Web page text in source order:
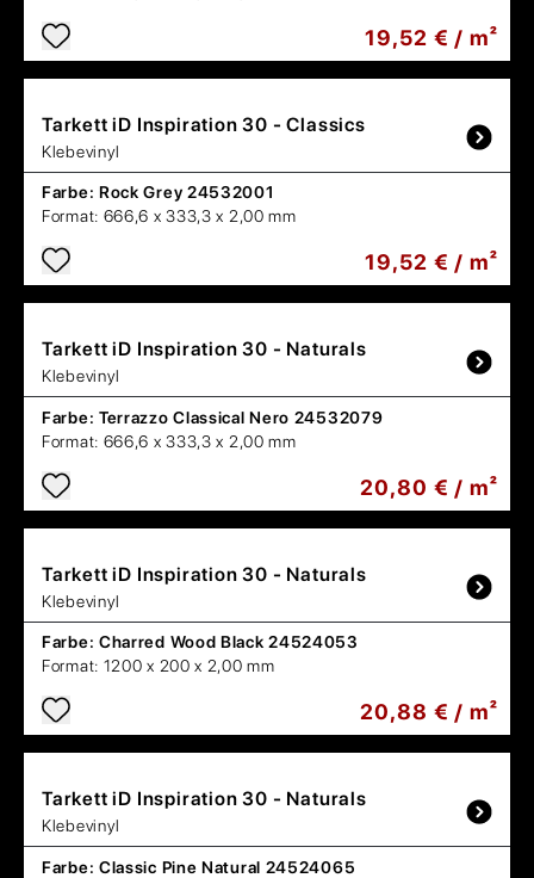
19,52 € / m²
Tarkett iD Inspiration 30 - Classics
Klebevinyl
Farbe: Rock Grey 24532001
Format: 666,6 x 333,3 x 2,00 mm
19,52 € / m²
Tarkett iD Inspiration 30 - Naturals
Klebevinyl
Farbe: Terrazzo Classical Nero 24532079
Format: 666,6 x 333,3 x 2,00 mm
20,80 € / m²
Tarkett iD Inspiration 30 - Naturals
Klebevinyl
Farbe: Charred Wood Black 24524053
Format: 1200 x 200 x 2,00 mm
20,88 € / m²
Tarkett iD Inspiration 30 - Naturals
Klebevinyl
Farbe: Classic Pine Natural 24524065